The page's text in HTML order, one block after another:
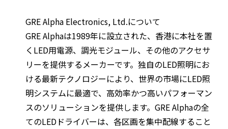
GRE Alpha Electronics, Ltd.について
GRE Alphaは1989年に設立された、香港に本社を置
くLED用電源、調光モジュール、その他のアクセサ
リーを提供するメーカーです。独自のLED照明にお
ける最新テクノロジーにより、世界の市場にLED照
明システムに最適で、高効率かつ高いパフォーマン
スのソリューションを提供します。GRE Alphaの全
てのLEDドライバーは、各区画を集中配線すること